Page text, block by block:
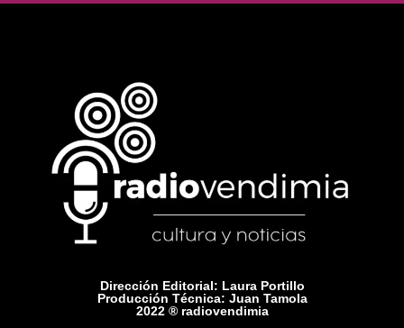
Dirección Editorial: Laura Portillo
Producción Técnica: Juan Tamola
2022 ® radiovendimia